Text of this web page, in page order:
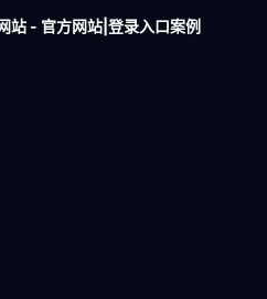
站 - 官方网站|登录入口案例